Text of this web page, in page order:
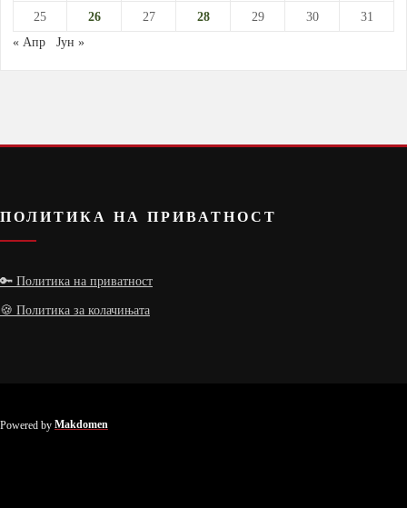
25 26 27 28 29 30
31
« Апр
Јун »
ПОЛИТИКА НА ПРИВАТНОСТ
🔑 Политика на приватност
🍪 Политика за колачињата
Powered by Makdomen